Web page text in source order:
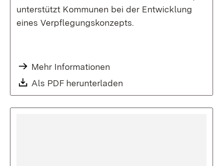
unterstützt Kommunen bei der Entwicklung
eines Verpflegungskonzepts.
Mehr Informationen
Download:
Als PDF herunterladen